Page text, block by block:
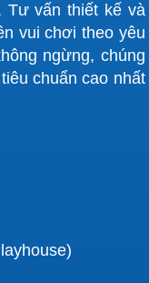
Tư vấn thiết kế và
vui chơi theo yêu
ngừng, chúng
chuẩn cao nhất